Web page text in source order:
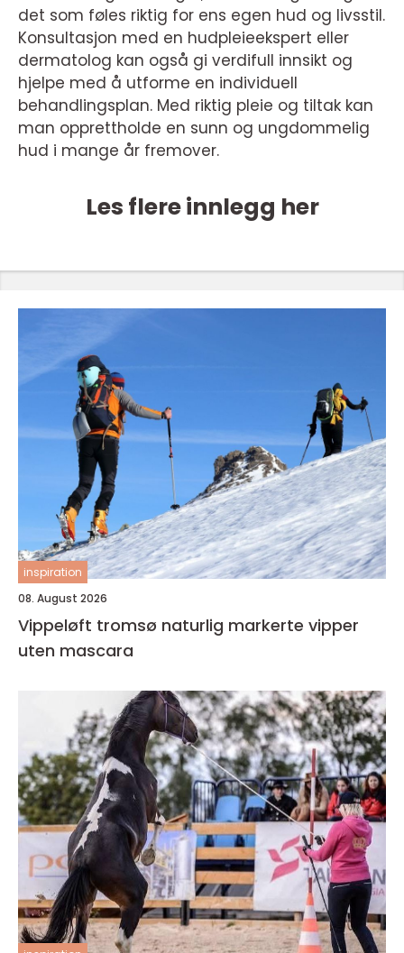
det som føles riktig for ens egen hud og livsstil.
Konsultasjon med en hudpleieekspert eller
dermatolog kan også gi verdifull innsikt og
hjelpe med å utforme en individuell
behandlingsplan. Med riktig pleie og tiltak kan
man opprettholde en sunn og ungdommelig
hud i mange år fremover.
Les flere innlegg her
inspiration
08. August 2026
Vippeløft tromsø naturlig markerte vipper
uten mascara